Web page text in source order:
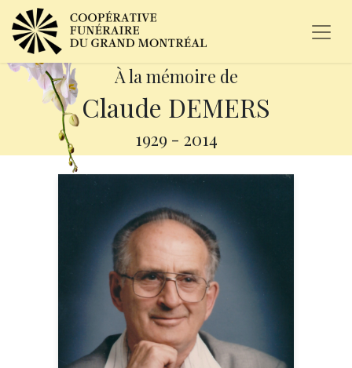
À la mémoire de
Claude DEMERS
1929 - 2014